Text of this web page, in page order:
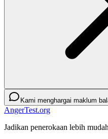
Kami menghargai maklum
AngerTest.org
Jadikan penerokaan lebih